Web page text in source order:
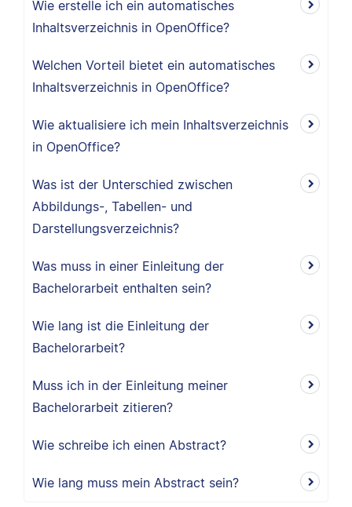
Wie erstelle ich ein automatisches
Inhaltsverzeichnis in OpenOffice?
Welchen Vorteil bietet ein automatisches
Inhaltsverzeichnis in OpenOffice?
Wie aktualisiere ich mein Inhaltsverzeichnis
in OpenOffice?
Was ist der Unterschied zwischen
Abbildungs-, Tabellen- und
Darstellungsverzeichnis?
Was muss in einer Einleitung der
Bachelorarbeit enthalten sein?
Wie lang ist die Einleitung der
Bachelorarbeit?
Muss ich in der Einleitung meiner
Bachelorarbeit zitieren?
Wie schreibe ich einen Abstract?
Wie lang muss mein Abstract sein?